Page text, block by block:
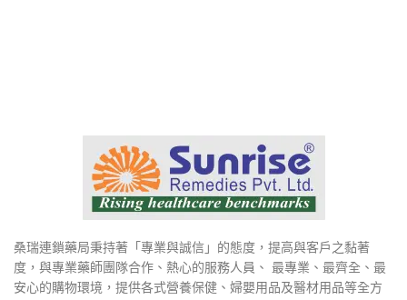
桑瑞連鎖藥局秉持著「專業與誠信」的態度，提高與客戶之黏著
度，與專業藥師團隊合作、熱心的服務人員、 最專業、最齊全、最
安心的購物環境，提供各式營養保健、婦嬰用品及醫材用品等全方